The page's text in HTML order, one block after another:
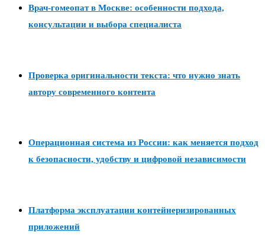
Врач-гомеопат в Москве: особенности подхода,
консультации и выбора специалиста
Проверка оригинальности текста: что нужно знать
автору современного контента
Операционная система из России: как меняется подход
к безопасности, удобству и цифровой независимости
Платформа эксплуатации контейнеризированных
приложений